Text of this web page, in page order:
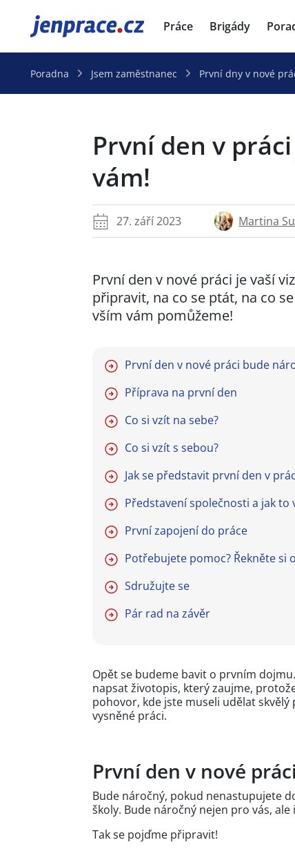
JenPráce.cz Práce Brigády
Poradna Jsem zaměstnanec První dny v nové
První den v
vám!
27. září 2023 Martina
První den v nové práci je vaší
připravit, na co se ptát, na co
vším vám pomůžeme!
První den v nové práci bude
Příprava na první den
Co si vzít na sebe?
Co si vzít s sebou?
Jak se představit první den v
Představení společnosti a jak to
První zapojení do práce
Potřebujete pomoc? Řekněte si
Sdružujte se
Pár rad na závěr
Opět se budeme bavit o prvním
napsat životopis, který zaujme,
pohovor, kde jste museli udělat
vysněné práci.
První den v nové
Bude náročný, pokud nenastupujete
školy. Bude náročný nejen pro vás,
Tak se pojďme připravit!